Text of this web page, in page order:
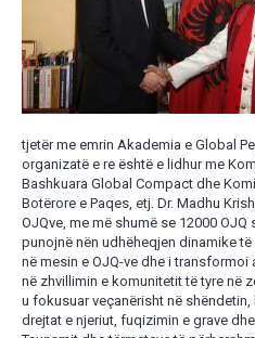
tjetër me emrin Akademia e Global
organizatë e re është e lidhur me
Bashkuara Global Compact dhe
Botërore e Paqes, etj. Dr. Madhu
OJQve, me më shumë se 12000
punojnë nën udhëheqjen dinamike
në mesin e OJQ-ve dhe i
në zhvillimin e komunitetit të tyre në
u fokusuar veçanërisht në
drejtat e njeriut, fuqizimin e grave